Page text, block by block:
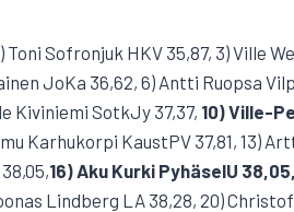
Toni Sofronjuk HKV 35,87, 3) Ville
JoKa 36,62, 6) Antti Ruopsa
Kiviniemi SotkJy 37,37, 10) Ville-
Karhukorpi KaustPV 37,81, 13)
16) Aku Kurki PyhäselU 38,05,
Lindberg LA 38,28, 20)